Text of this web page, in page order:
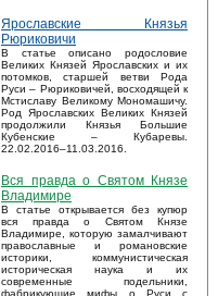
Ярославские Князья
Рюриковичи
В статье описано родословие
Великих Князей Ярославских и их
потомков, старшей ветви Рода
Руси – Рюриковичей, восходящей к
Мстиславу Великому Мономашичу.
Род Ярославских Великих Князей
продолжили Князья Большие
Кубенские – Кубаревы.
22.02.2016–11.03.2016.
Вся правда о Святом Князе
Владимире
В статье открывается без купюр
вся правда о Святом Князе
Владимире, которую замалчивают
православные и романовские
историки, коммунистическая
историческая наука и их
современные подельники,
фабрикующие мифы о Руси с